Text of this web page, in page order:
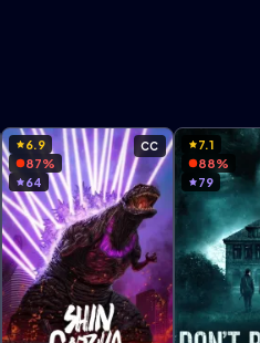
CC
6.9
87%
64
7.1
88%
79